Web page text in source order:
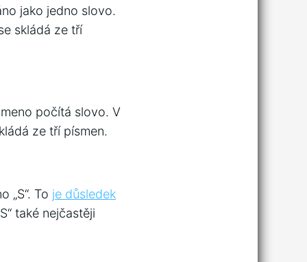
jako jedno slovo.
skládá ze tří
počítá slovo. V
ze tří písmen.
„S“. To je důsledek
také nejčastěji